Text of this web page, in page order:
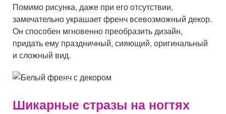
Помимо рисунка, даже при его отсутствии,
замечательно украшает френч всевозможный декор.
Он способен мгновенно преобразить дизайн,
придать ему праздничный, сияющий, оригинальный
и сложный вид.
Шикарные стразы на ногтях